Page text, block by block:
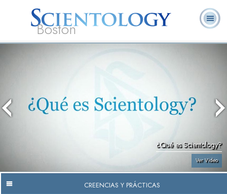
Boston
¿Qué es Scientology?
Ver Video
CREENCIAS Y PRÁCTICAS